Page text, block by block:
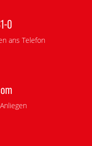
0
ans Telefon